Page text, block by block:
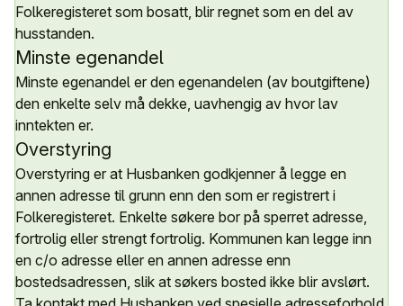
Folkeregisteret som bosatt, blir regnet som en del av
husstanden.
Minste egenandel
Minste egenandel er den egenandelen (av boutgiftene)
den enkelte selv må dekke, uavhengig av hvor lav
inntekten er.
Overstyring
Overstyring er at Husbanken godkjenner å legge en
annen adresse til grunn enn den som er registrert i
Folkeregisteret. Enkelte søkere bor på sperret adresse,
fortrolig eller strengt fortrolig. Kommunen kan legge inn
en c/o adresse eller en annen adresse enn
bostedsadressen, slik at søkers bosted ikke blir avslørt.